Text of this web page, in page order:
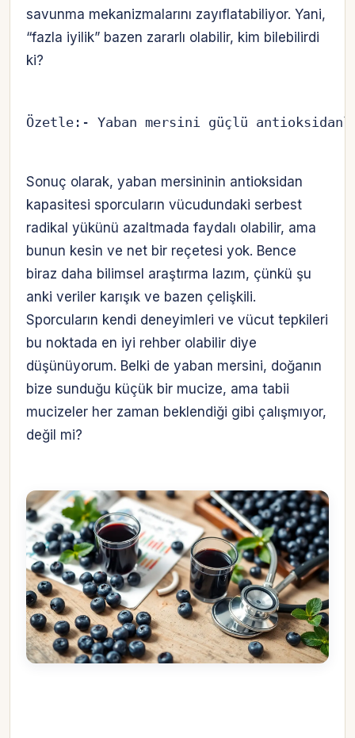
savunma mekanizmalarını zayıflatabiliyor. Yani,
“fazla iyilik” bazen zararlı olabilir, kim bilebilirdi
ki?
Özetle:- Yaban mersini güçlü
Sonuç olarak, yaban mersininin antioksidan
kapasitesi sporcuların vücudundaki serbest
radikal yükünü azaltmada faydalı olabilir, ama
bunun kesin ve net bir reçetesi yok. Bence
biraz daha bilimsel araştırma lazım, çünkü şu
anki veriler karışık ve bazen çelişkili.
Sporcuların kendi deneyimleri ve vücut tepkileri
bu noktada en iyi rehber olabilir diye
düşünüyorum. Belki de yaban mersini, doğanın
bize sunduğu küçük bir mucize, ama tabii
mucizeler her zaman beklendiği gibi çalışmıyor,
değil mi?